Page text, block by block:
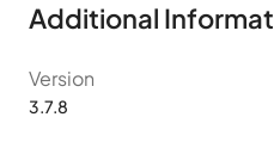
Nox Cleaner พัฒนาโดย Nox
พัฒนาแอพพลิเคชั่นยอดนิยมอื่นๆ เ
Security, Nox Browser
Additional
Version
3.7.8